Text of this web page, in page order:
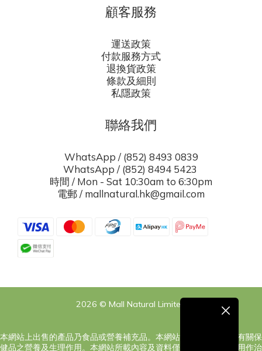
顧客服務
運送政策
付款服務方式
退換貨政策
條款及細則
私隱政策
聯絡我們
WhatsApp / (852) 8493 0839
WhatsApp / (852) 8494 5423
時間 / Mon - Sat 10:30am to 6:30pm
電郵 / mallnatural.hk@gmail.com
2026 © Mall Natural Limited
本網站上出售的產品乃食品或營養補充品。本網站之內容旨在告知有關保
健品之營養及生理作用。本網站所載內容及資料僅供參考，絕對非用作治